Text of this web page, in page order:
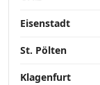
Eisenstadt
St. Pölten
Klagenfurt